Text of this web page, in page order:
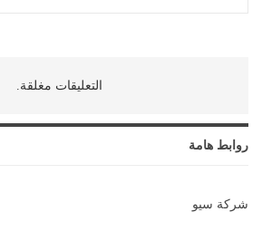
التعليقات مغلقة.
روابط هامة
شركة سيو